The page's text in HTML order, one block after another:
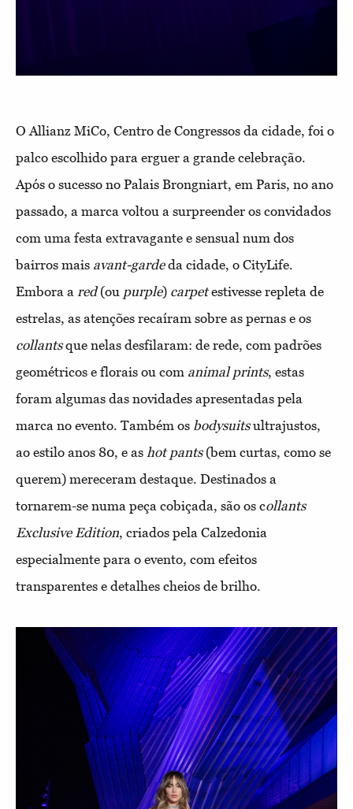
O Allianz MiCo, Centro de Congressos da cidade, foi o
palco escolhido para erguer a grande celebração.
Após o sucesso no Palais Brongniart, em Paris, no ano
passado, a marca voltou a surpreender os convidados
com uma festa extravagante e sensual num dos
bairros mais avant-gardeda cidade, o CityLife.
Embora a red(ou purple) carpetestivesse repleta de
estrelas, as atenções recaíram sobre as pernas e os
collantsque nelas desfilaram: de rede, com padrões
geométricos e florais ou com animal prints, estas
foram algumas das novidades apresentadas pela
marca no evento. Também os bodysuitsultrajustos,
ao estilo anos 80, e as hot pants(bem curtas, como se
querem) mereceram destaque. Destinados a
tornarem-se numa peça cobiçada, são os collants
Exclusive Edition, criados pela Calzedonia
especialmente para o evento, com efeitos
transparentes e detalhes cheios de brilho.